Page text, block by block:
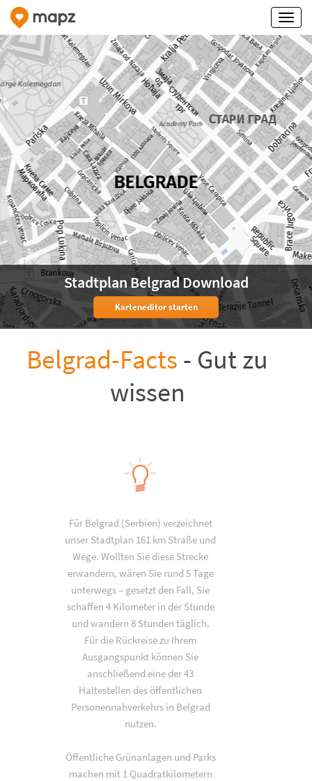
Stadtplan Belgrad Download
Karteneditor starten
Belgrad-Facts - Gut zu
wissen
Für Belgrad (Serbien) verzeichnet
unser Stadtplan 161 km Straße und
Wege. Wollten Sie diese Strecke
erwandern, wären Sie rund 5 Tage
unterwegs – gesetzt den Fall, Sie
schaffen 4 Kilometer in der Stunde
und wandern 8 Stunden täglich.
Für die Rückreise zu Ihrem
Ausgangspunkt können Sie
anschließend eine der 43
Haltestellen des öffentlichen
Personennahverkehrs in Belgrad
nutzen.
Öffentliche Grünanlagen und Parks
machen mit 1 Quadratkilometern